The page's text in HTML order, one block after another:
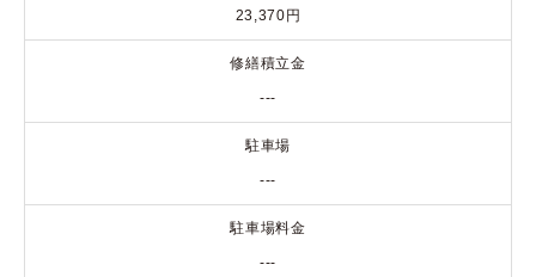
23,370円
修繕積立金
---
駐車場
---
駐車場料金
---